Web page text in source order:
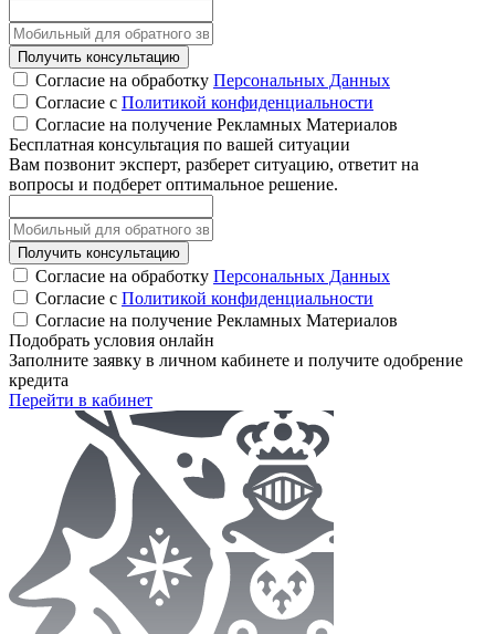
Получить консультацию
Согласие на обработку Персональных Данных
Согласие с Политикой конфиденциальности
Согласие на получение Рекламных Материалов
Бесплатная консультация по вашей ситуации
Вам позвонит эксперт, разберет ситуацию, ответит на
вопросы и подберет оптимальное решение.
Получить консультацию
Согласие на обработку Персональных Данных
Согласие с Политикой конфиденциальности
Согласие на получение Рекламных Материалов
Подобрать условия онлайн
Заполните заявку в личном кабинете и получите одобрение
кредита
Перейти в кабинет